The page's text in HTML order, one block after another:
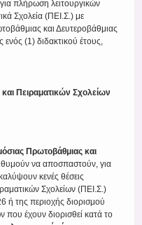
πλήρωση λειτουργικών
Σχολεία (ΠΕΙ.Σ.) με
και Δευτεροβάθμιας
ενός (1) διδακτικού έτους,
Πειραματικών Σχολείων
Πρωτοβάθμιας και
να αποσπαστούν, για
κενές θέσεις
Σχολείων (ΠΕΙ.Σ.)
της περιοχής διορισμού
που έχουν διορισθεί κατά το